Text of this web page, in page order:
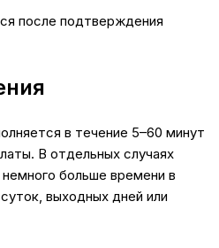
после подтверждения
в течение 5–60 минут
В отдельных случаях
больше времени в
выходных дней или